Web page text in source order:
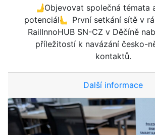
🫸Objevovat společná témata
potenciál🫷 První setkání sítě v
RailInnoHUB SN-CZ v Děčíně
příležitostí k navázání česko-
kontaktů.
Další informace